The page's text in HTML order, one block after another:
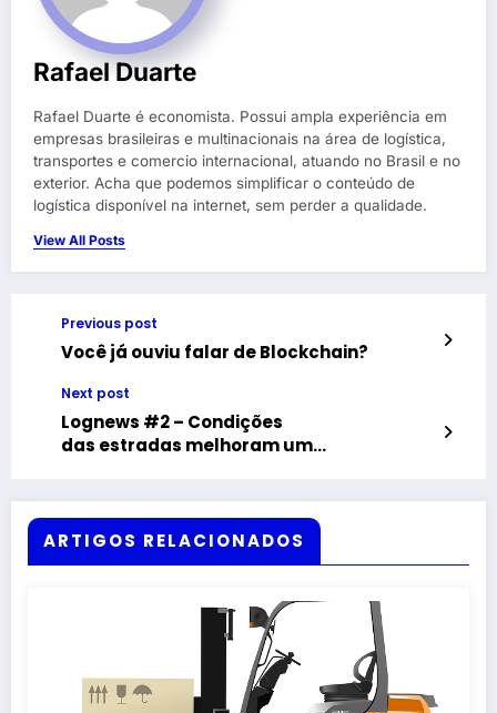
Rafael Duarte
Rafael Duarte é economista. Possui ampla experiência em
empresas brasileiras e multinacionais na área de logística,
transportes e comercio internacional, atuando no Brasil e no
exterior. Acha que podemos simplificar o conteúdo de
logística disponível na internet, sem perder a qualidade.
View All Posts
Previous post
Você já ouviu falar de Blockchain?
Next post
Lognews #2 – Condições
das estradas melhoram um
ARTIGOS RELACIONADOS